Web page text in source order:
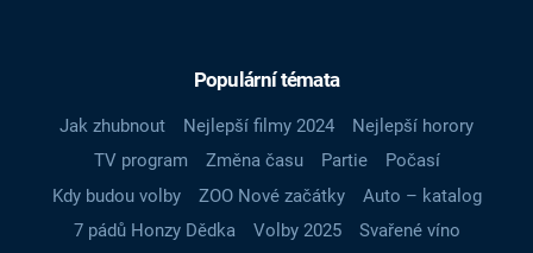
Populární témata
Jak zhubnout Nejlepší filmy 2024
Nejlepší horory
TV program
Změna času Partie
Počasí
Kdy budou volby
ZOO Nové začátky
Auto – katalog
7 pádů Honzy Dědka
Volby 2025
Svařené víno